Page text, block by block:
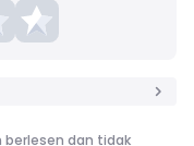
berlesen dan tidak